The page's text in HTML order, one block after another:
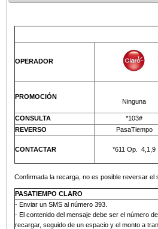
OPERADOR
PROMOCIÓN
Ninguna
CONSULTA *103#
REVERSO
PasaTiempo
CONTACTAR *611 Op. 4,1,9
Confirmada la recarga, no es posible reversar
PASATIEMPO CLARO
- Enviar un SMS al número 393
- El contenido del mensaje debe ser el número
recargar, seguido de un espacio y el monto a